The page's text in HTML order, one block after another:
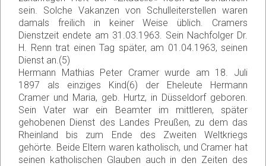
sein. Solche Vakanzen von Schulleiterstellen waren
damals freilich in keiner Weise üblich. Cramers
Dienstzeit endete am 31.03.1963. Sein Nachfolger Dr.
H. Renn trat einen Tag später, am 01.04.1963, seinen
Dienst an.(5)
Hermann Mathias Peter Cramer wurde am 18. Juli
1897 als einziges Kind(6) der Eheleute Hermann
Cramer und Maria, geb. Hurtz, in Düsseldorf geboren.
Sein Vater war ein Beamter im mittleren, später
gehobenen Dienst des Landes Preußen, zu dem das
Rheinland bis zum Ende des Zweiten Weltkriegs
gehörte. Beide Eltern waren katholisch, und Cramer hat
seinen katholischen Glauben auch in den Zeiten des